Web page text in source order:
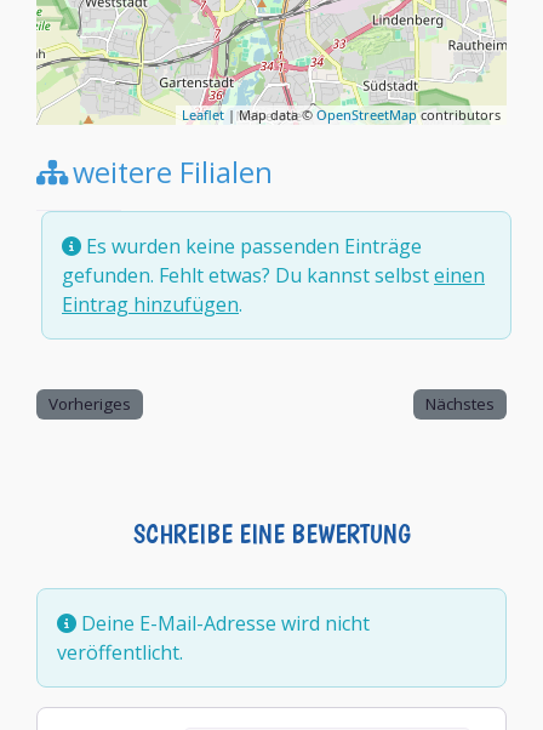
Leaflet | Map data ©OpenStreetMapcontributors
weitere Filialen
Es wurden keine passenden Einträge
gefunden. Fehlt etwas? Du kannst selbsteinen
Eintrag hinzufügen.
Vorheriges Nächstes
SCHREIBE EINE BEWERTUNG
Deine E-Mail-Adresse wird nicht
veröffentlicht.